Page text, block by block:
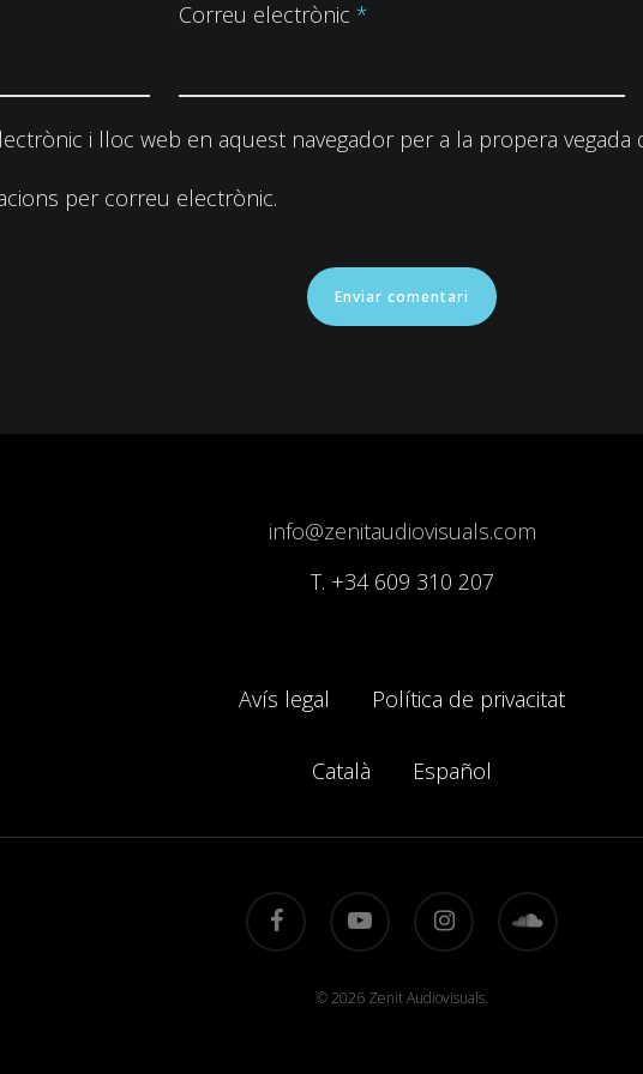
Correu electrònic *
i lloc web en aquest navegador per a la propera vegada
per correu electrònic.
info@zenitaudiovisuals.com
T. +34 609 310 207
Avís legal Política de privacitat
Català Español
facebook youtube instagram soundcloud
© 2026 Zenit Audiovisuals.